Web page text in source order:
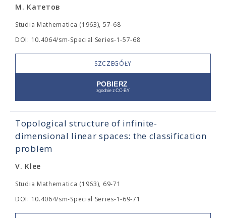
М. Катетов
Studia Mathematica (1963), 57-68
DOI: 10.4064/sm-Special Series-1-57-68
SZCZEGÓŁY
Topological structure of infinite-
dimensional linear spaces: the classification
problem
V. Klee
Studia Mathematica (1963), 69-71
DOI: 10.4064/sm-Special Series-1-69-71